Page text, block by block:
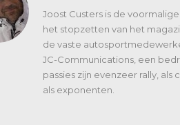
Joost Custers is de
het stopzetten van het
de vaste
JC-Communications, een
passies zijn evenzeer rally,
als exponenten.